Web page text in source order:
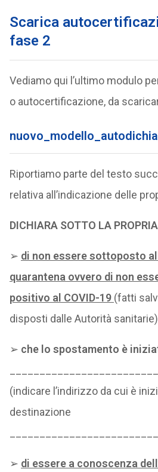
Scarica
fase 2
Vediamo qui l’ultimo modulo
o autocertificazione, da
Riportiamo parte del testo
relativa all’indicazione delle
DICHIARA SOTTO LA
➢ di non essere sottoposto
quarantena ovvero di non
positivo al COVID-19 (fatti
disposti dalle Autorità
➢ che lo spostamento è
(indicare l’indirizzo da cui è
destinazione
➢ di essere a conoscenza